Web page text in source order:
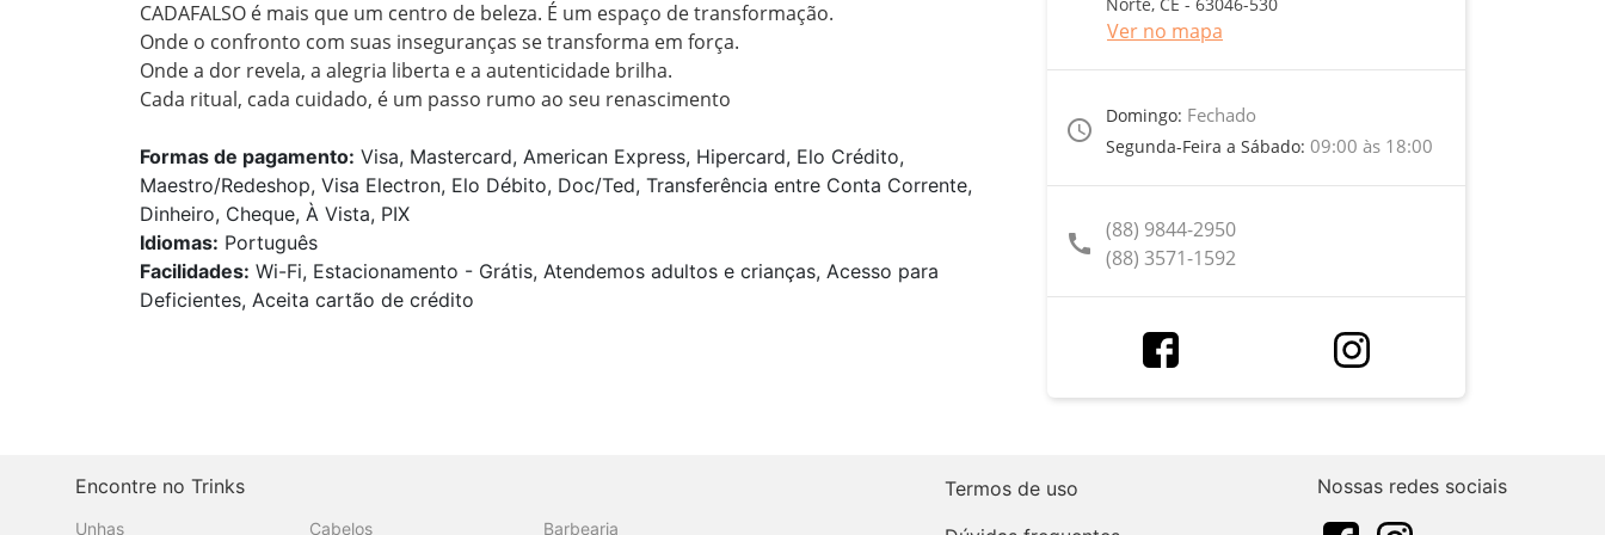
CADAFALSO é mais que um centro de beleza. É um espaço de transformação.
Onde o confronto com suas inseguranças se transforma em força.
Onde a dor revela, a alegria liberta e a autenticidade brilha.
Cada ritual, cada cuidado, é um passo rumo ao seu renascimento
Formas de pagamento: Visa, Mastercard, American Express, Hipercard, Elo Crédito,
Maestro/Redeshop, Visa Electron, Elo Débito, Doc/Ted, Transferência entre Conta Corrente,
Dinheiro, Cheque, À Vista, PIX
Idiomas: Português
Facilidades: Wi-Fi, Estacionamento - Grátis, Atendemos adultos e crianças, Acesso para
Deficientes, Aceita cartão de crédito
Ver no mapa
access_time
Domingo: Fechado
Segunda-Feira a Sábado: 09:00 às 18:00
call (88) 9844-2950
(88) 3571-1592
Encontre no Trinks
Unhas Cabelos Barbearia
Termos de uso
Nossas redes sociais